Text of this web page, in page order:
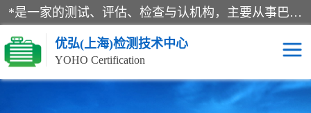
*是一家的测试、评估、检查与认机构，主要从事巴西NR10认证、NR12认证、NR13认证；ANATEL认证、INMTRO认证，欧盟CE认证：MD认证，PED认证，MID认证，ATEX认证，德国蓝色天使认证。
优弘(上海)检测技术中心
YOHO Certification